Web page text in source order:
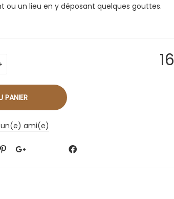
ou un lieu en y déposant quelques gouttes.
16
ami(e)